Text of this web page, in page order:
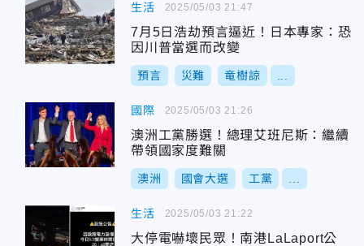
生活
7月5日浩劫預言逼近！日本專家：恐
因川普當選而改變
預言 災難 竜樹諒
2025/05/03 21:47
國際
澳洲工黨勝選！總理艾班尼斯：繼續
帶領國家度難關
澳洲 國會大選 工黨
2025/05/03 21:26
生活
大停電嚇壞民眾！南港LaLaport公
2025/05/03 21:22